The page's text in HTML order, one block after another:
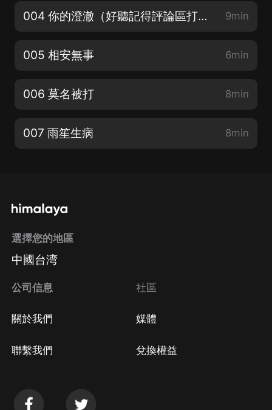
004 你的澄澈（好聽記得評論區打卡~） 9min
005 相安無事 6min
006 莫名被打 8min
007 雨笙生病 8min
選擇您的地區
中國台湾
公司信息
關於我們
聯繫我們
社區
媒體
兌換權益